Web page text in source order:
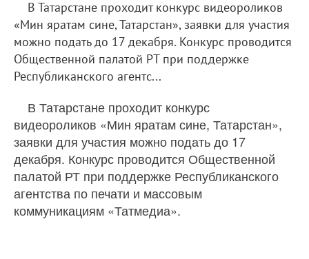
В Татарстане проходит конкурс видеороликов
«Мин яратам сине, Татарстан», заявки для участия
можно подать до 17 декабря. Конкурс проводится
Общественной палатой РТ при поддержке
Республиканского агентс...
В Татарстане проходит конкурс
видеороликов «Мин яратам сине, Татарстан»,
заявки для участия можно подать до 17
декабря. Конкурс проводится Общественной
палатой РТ при поддержке Республиканского
агентства по печати и массовым
коммуникациям «Татмедиа».